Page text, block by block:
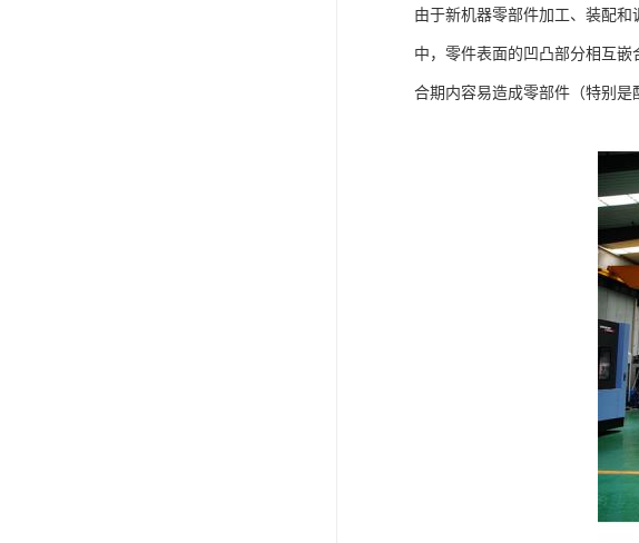
由于新机器零部件加工、装配
中，零件表面的凹凸部分相互
合期内容易造成零部件（特别是